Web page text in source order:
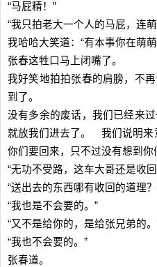
“马屁精！”
“我只拍老大一个人的马屁，连
我哈哈大笑道：“有本事你在萌
张春这牲口马上闭嘴了。
我好笑地拍拍张春的肩膀，不
到了。
没有多余的废话，我们已经来
就放我们进去了。 我们说明来
你们要回来，只不过没有想到你
“无功不受路，这车大哥还是收
“送出去的东西哪有收回的道理
“我也是不会要的。”
“又不是给你的，是给张兄弟的。
“我也不会要的。”
张春道。